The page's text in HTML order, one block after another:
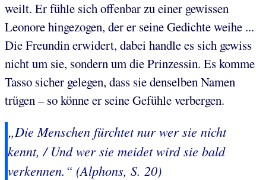
weilt. Er fühle sich offenbar zu einer gewissen
Leonore hingezogen, der er seine Gedichte weihe ...
Die Freundin erwidert, dabei handle es sich gewiss
nicht um sie, sondern um die Prinzessin. Es komme
Tasso sicher gelegen, dass sie denselben Namen
trügen – so könne er seine Gefühle verbergen.
„Die Menschen fürchtet nur wer sie nicht
kennt, / Und wer sie meidet wird sie bald
verkennen.“ (Alphons, S. 20)